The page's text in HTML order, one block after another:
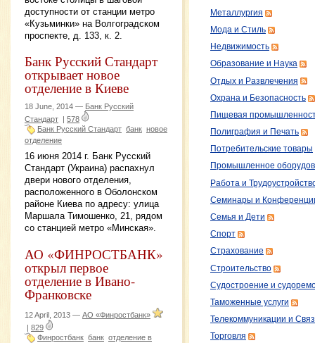
доступности от станции метро
«Кузьминки» на Волгоградском
проспекте, д. 133, к. 2.
Банк Русский Стандарт
открывает новое
отделение в Киеве
18 June, 2014 — Банк Русский
Стандарт
578
Банк Русский Стандарт банк новое
отделение
16 июня 2014 г. Банк Русский
Стандарт (Украина) распахнул
двери нового отделения,
расположенного в Оболонском
районе Киева по адресу: улица
Маршала Тимошенко, 21, рядом
со станцией метро «Минская».
АО «ФИНРОСТБАНК»
открыл первое
отделение в Ивано-
Франковске
12 April, 2013 — АО «Финростбанк»
| 829
Финростбанк банк отделение в
Металлургия
Мода и Стиль
Недвижимость
Образование и Наука
Отдых и Развлечения
Охрана и Безопасность
Пищевая
Полиграфия и Печать
Потребительские товары
Промышленное
Работа и
Семинары и
Семья и Дети
Спорт
Страхование
Строительство
Судостроение и
Таможенные услуги
Телекоммуникации и
Торговля